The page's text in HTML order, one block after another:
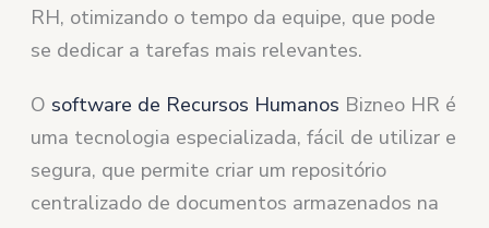
RH, otimizando o tempo da equipe, que pode
se dedicar a tarefas mais relevantes.
O software de Recursos Humanos Bizneo HR é
uma tecnologia especializada, fácil de utilizar e
segura, que permite criar um repositório
centralizado de documentos armazenados na